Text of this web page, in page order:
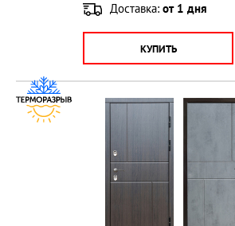
Доставка: от 1 дня
КУПИТЬ